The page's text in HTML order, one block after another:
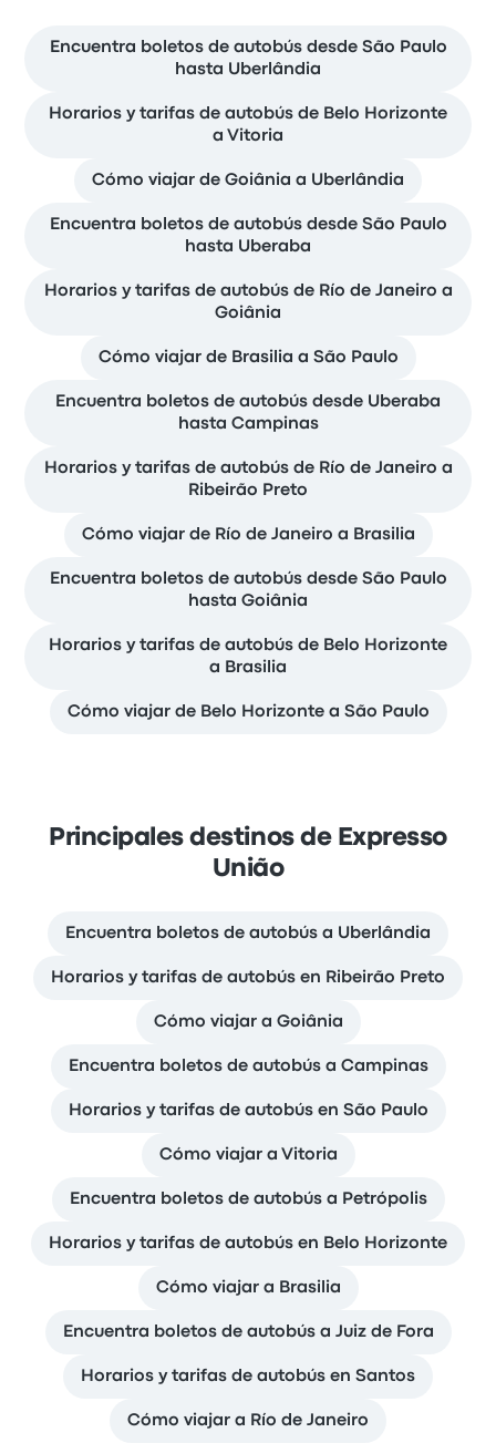
Encuentra boletos de autobús desde São Paulo
hasta Uberlândia
Horarios y tarifas de autobús de Belo Horizonte
a Vitoria
Cómo viajar de Goiânia a Uberlândia
Encuentra boletos de autobús desde São Paulo
hasta Uberaba
Horarios y tarifas de autobús de Río de Janeiro a
Goiânia
Cómo viajar de Brasilia a São Paulo
Encuentra boletos de autobús desde Uberaba
hasta Campinas
Horarios y tarifas de autobús de Río de Janeiro a
Ribeirão Preto
Cómo viajar de Río de Janeiro a Brasilia
Encuentra boletos de autobús desde São Paulo
hasta Goiânia
Horarios y tarifas de autobús de Belo Horizonte
a Brasilia
Cómo viajar de Belo Horizonte a São Paulo
Principales destinos de Expresso
União
Encuentra boletos de autobús a Uberlândia
Horarios y tarifas de autobús en Ribeirão Preto
Cómo viajar a Goiânia
Encuentra boletos de autobús a Campinas
Horarios y tarifas de autobús en São Paulo
Cómo viajar a Vitoria
Encuentra boletos de autobús a Petrópolis
Horarios y tarifas de autobús en Belo Horizonte
Cómo viajar a Brasilia
Encuentra boletos de autobús a Juiz de Fora
Horarios y tarifas de autobús en Santos
Cómo viajar a Río de Janeiro